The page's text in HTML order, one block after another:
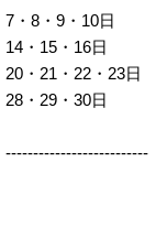
7・8・9・10日
14・15・16日
20・21・22・23日
28・29・30日
--------------------------